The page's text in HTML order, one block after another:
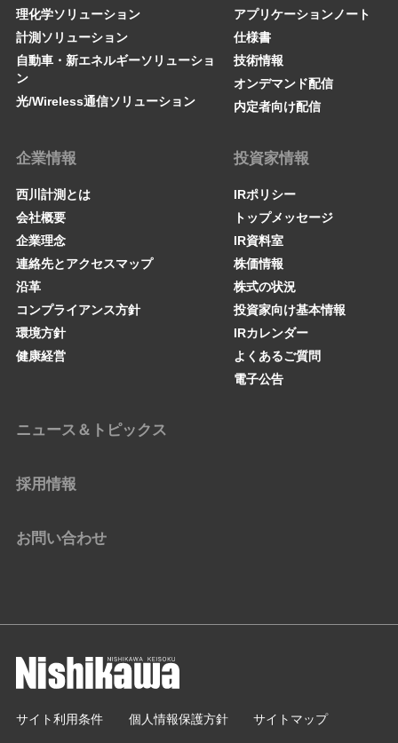
理化学ソリューション
計測ソリューション
自動車・新エネルギーソリューショ
ン
光/Wireless通信ソリューション
アプリケーションノート
仕様書
技術情報
オンデマンド配信
内定者向け配信
企業情報
西川計測とは
会社概要
企業理念
連絡先とアクセスマップ
沿革
コンプライアンス方針
環境方針
健康経営
投資家情報
IRポリシー
トップメッセージ
IR資料室
株価情報
株式の状況
投資家向け基本情報
IRカレンダー
よくあるご質問
電子公告
ニュース＆トピックス
採用情報
お問い合わせ
サイト利用条件 個人情報保護方針 サイトマップ